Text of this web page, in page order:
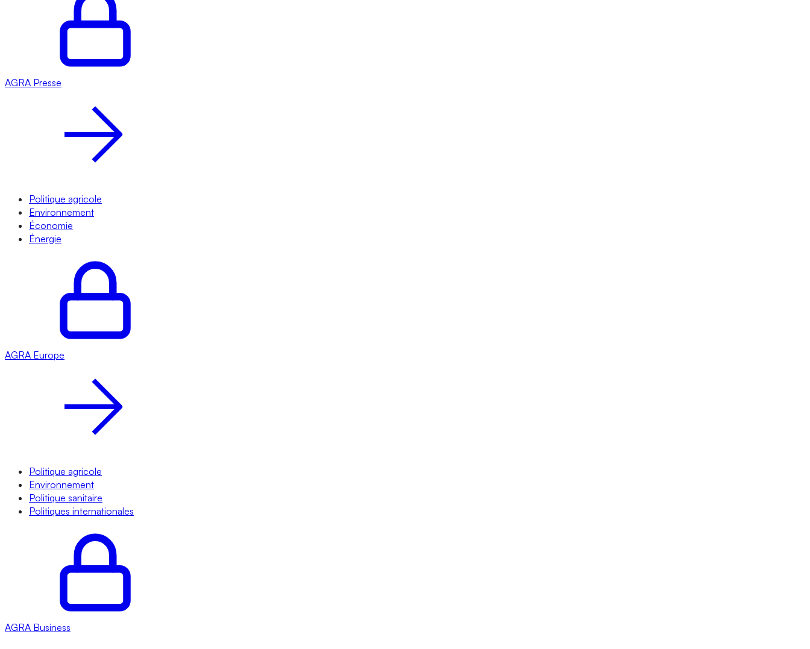
AGRA Presse
Politique agricole
Environnement
Économie
Énergie
AGRA Europe
Politique agricole
Environnement
Politique sanitaire
Politiques internationales
AGRA Business